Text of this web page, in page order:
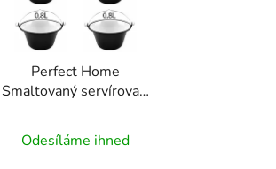
Perfect Home
Smaltovaný servírovací
87710
Odesíláme ihned